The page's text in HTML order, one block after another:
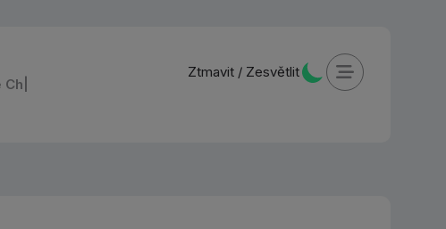
Ch
Ztmavit / Zesvětlit